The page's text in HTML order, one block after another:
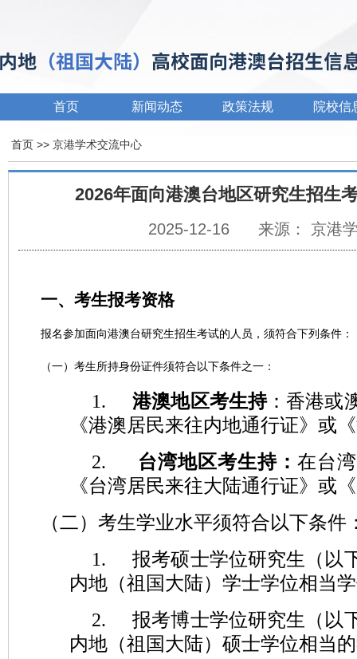
首页 新闻动态 政策法规 院校信
首页 >> 京港学术交流中心
2026年面向港澳台地区研究生招生
2025-12-16 来源： 京港
一、考生报考资格
报名参加面向港澳台研究生招生考试的人员，须符合下列条件：
（一）考生所持身份证件须符合以下条件之一：
1. 港澳地区考生持：香港或
《港澳居民来往内地通行证》或
2.
台湾地区考生持： 在台
《台湾居民来往大陆通行证》或
（二）考生学业水平须符合以下条件
1.
报考硕士学位研究生（以
内地（祖国大陆）学士学位相当
2.
报考博士学位研究生（以
内地（祖国大陆）硕士学位相当